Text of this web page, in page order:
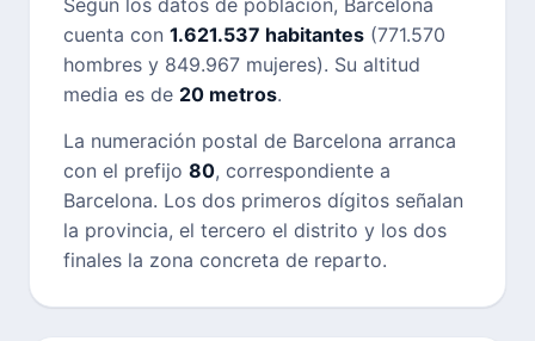
cuenta con 1.621.537 habitantes (771.570
hombres y 849.967 mujeres). Su altitud
media es de 20 metros.
La numeración postal de Barcelona arranca
con el prefijo 80, correspondiente a
Barcelona. Los dos primeros dígitos señalan
la provincia, el tercero el distrito y los dos
finales la zona concreta de reparto.